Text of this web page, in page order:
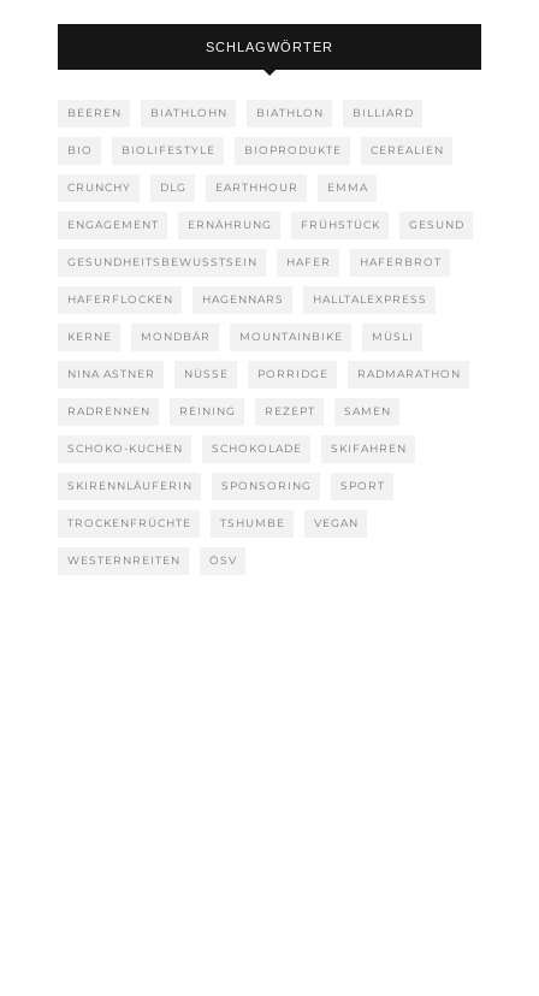
SCHLAGWÖRTER
BEEREN BIATHLOHN BIATHLON BILLIARD
BIO BIOLIFESTYLE BIOPRODUKTE CEREALIEN
CRUNCHY DLG EARTHHOUR EMMA
ENGAGEMENT ERNÄHRUNG FRÜHSTÜCK GESUND
GESUNDHEITSBEWUSSTSEIN HAFER HAFERBROT
HAFERFLOCKEN HAGENNARS HALLTALEXPRESS
KERNE MONDBÄR MOUNTAINBIKE MÜSLI
NINA ASTNER NÜSSE PORRIDGE RADMARATHON
RADRENNEN REINING REZEPT SAMEN
SCHOKO-KUCHEN SCHOKOLADE SKIFAHREN
SKIRENNLÄUFERIN SPONSORING SPORT
TROCKENFRÜCHTE TSHUMBE VEGAN
WESTERNREITEN ÖSV